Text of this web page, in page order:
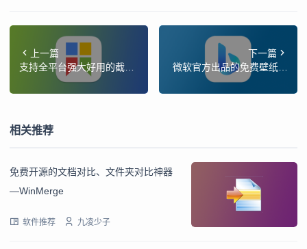
上一篇
支持全平台强大好用的截图
软件-Snipaste
下一篇
微软官方出品的免费壁纸软
件-Bing wallpaper
相关推荐
免费开源的文档对比、文件夹对比神器
—WinMerge
软件推荐 九凌少子